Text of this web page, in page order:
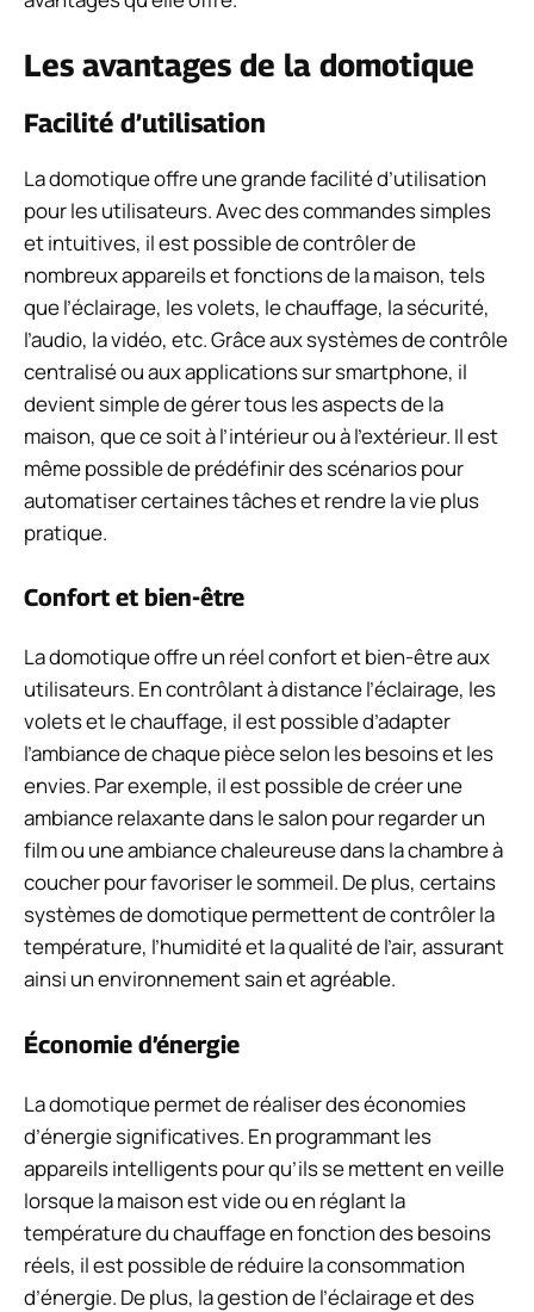
Les avantages de la domotique
Facilité d’utilisation
La domotique offre une grande facilité d’utilisation
pour les utilisateurs. Avec des commandes simples
et intuitives, il est possible de contrôler de
nombreux appareils et fonctions de la maison, tels
que l’éclairage, les volets, le chauffage, la sécurité,
l’audio, la vidéo, etc. Grâce aux systèmes de contrôle
centralisé ou aux applications sur smartphone, il
devient simple de gérer tous les aspects de la
maison, que ce soit à l’intérieur ou à l’extérieur. Il est
même possible de prédéfinir des scénarios pour
automatiser certaines tâches et rendre la vie plus
pratique.
Confort et bien-être
La domotique offre un réel confort et bien-être aux
utilisateurs. En contrôlant à distance l’éclairage, les
volets et le chauffage, il est possible d’adapter
l’ambiance de chaque pièce selon les besoins et les
envies. Par exemple, il est possible de créer une
ambiance relaxante dans le salon pour regarder un
film ou une ambiance chaleureuse dans la chambre à
coucher pour favoriser le sommeil. De plus, certains
systèmes de domotique permettent de contrôler la
température, l’humidité et la qualité de l’air, assurant
ainsi un environnement sain et agréable.
Économie d’énergie
La domotique permet de réaliser des économies
d’énergie significatives. En programmant les
appareils intelligents pour qu’ils se mettent en veille
lorsque la maison est vide ou en réglant la
température du chauffage en fonction des besoins
réels, il est possible de réduire la consommation
d’énergie. De plus, la gestion de l’éclairage et des